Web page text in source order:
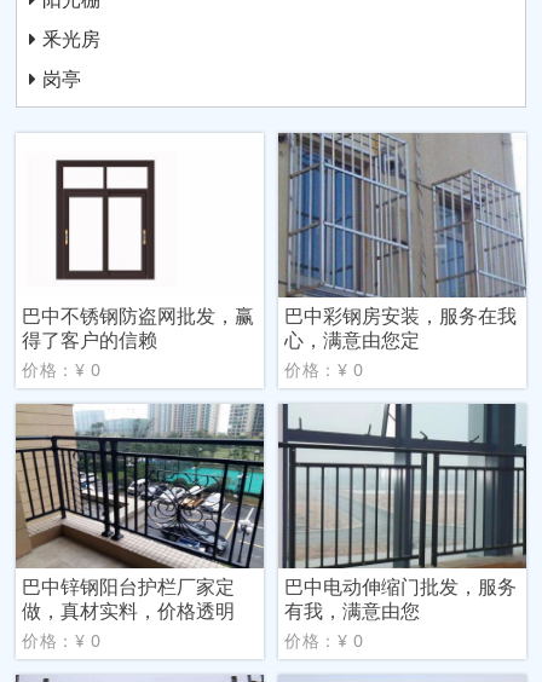
釆光房
岗亭
巴中不锈钢防盗网批发，赢
得了客户的信赖
价格：¥ 0
巴中彩钢房安装，服务在我
心，满意由您定
价格：¥ 0
巴中锌钢阳台护栏厂家定
做，真材实料，价格透明
价格：¥ 0
巴中电动伸缩门批发，服务
有我，满意由您
价格：¥ 0